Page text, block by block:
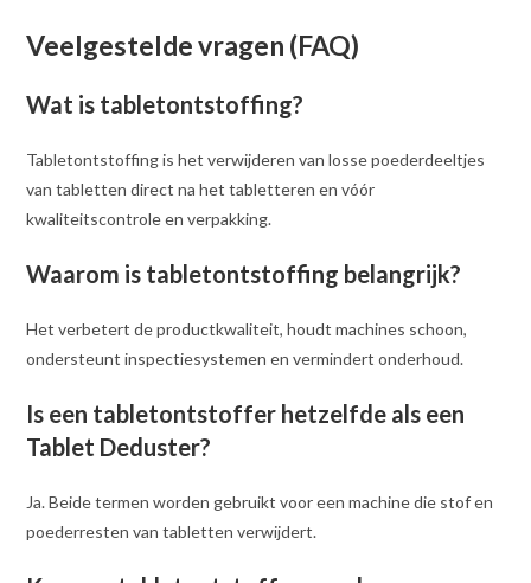
Veelgestelde vragen (FAQ)
Wat is tabletontstoffing?
Tabletontstoffing is het verwijderen van losse poederdeeltjes
van tabletten direct na het tabletteren en vóór
kwaliteitscontrole en verpakking.
Waarom is tabletontstoffing belangrijk?
Het verbetert de productkwaliteit, houdt machines schoon,
ondersteunt inspectiesystemen en vermindert onderhoud.
Is een tabletontstoffer hetzelfde als een
Tablet Deduster?
Ja. Beide termen worden gebruikt voor een machine die stof en
poederresten van tabletten verwijdert.